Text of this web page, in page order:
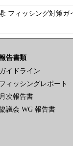
: フィッシング対策ガ
告書類
ガイドライン
フィッシングレポート
月次報告書
議会 WG 報告書